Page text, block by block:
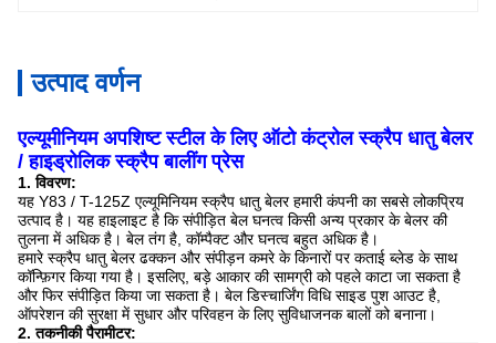
उत्पाद वर्णन
एल्यूमीनियम अपशिष्ट स्टील के लिए ऑटो कंट्रोल स्क्रैप धातु बेलर
/ हाइड्रोलिक स्क्रैप बालींग प्रेस
1. विवरण:
यह Y83 / T-125Z एल्यूमिनियम स्क्रैप धातु बेलर हमारी कंपनी का सबसे लोकप्रिय
उत्पाद है। यह हाइलाइट है कि संपीड़ित बेल घनत्व किसी अन्य प्रकार के बेलर की
तुलना में अधिक है। बेल तंग है, कॉम्पैक्ट और घनत्व बहुत अधिक है।
हमारे स्क्रैप धातु बेलर ढक्कन और संपीड़न कमरे के किनारों पर कताई ब्लेड के साथ
कॉन्फ़िगर किया गया है। इसलिए, बड़े आकार की सामग्री को पहले काटा जा सकता है
और फिर संपीड़ित किया जा सकता है। बेल डिस्चार्जिंग विधि साइड पुश आउट है,
ऑपरेशन की सुरक्षा में सुधार और परिवहन के लिए सुविधाजनक बालों को बनाना।
2. तकनीकी पैरामीटर: